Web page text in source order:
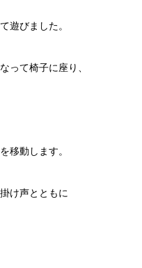
遊びました。
って椅子に座り、
移動します。
け声とともに